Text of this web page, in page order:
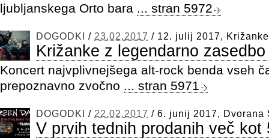
ljubljanskega Orto bara ... stran 5972
DOGODKI / 23.02.2017 / 12. julij 2017,
Križanke z legendarno
Koncert najvplivnejšega alt-rock benda vseh
prepoznavno zvočno ... stran 5971
DOGODKI / 22.02.2017 / 6. junij 2017, Dvorana
V prvih tednih prodanih več kot